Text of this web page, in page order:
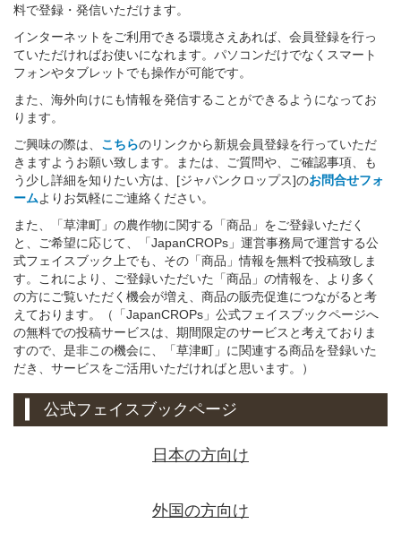
料で登録・発信いただけます。
インターネットをご利用できる環境さえあれば、会員登録を行っ
ていただければお使いになれます。パソコンだけでなくスマート
フォンやタブレットでも操作が可能です。
また、海外向けにも情報を発信することができるようになってお
ります。
ご興味の際は、 こちらのリンクから新規会員登録を行っていただ
きますようお願い致します。または、ご質問や、ご確認事項、も
う少し詳細を知りたい方は、[ジャパンクロップス]のお問合せフォ
ームよりお気軽にご連絡ください。
また、「草津町」の農作物に関する「商品」をご登録いただく
と、ご希望に応じて、「JapanCROPs」運営事務局で運営する公
式フェイスブック上でも、その「商品」情報を無料で投稿致しま
す。これにより、ご登録いただいた「商品」の情報を、より多く
の方にご覧いただく機会が増え、商品の販売促進につながると考
えております。（「JapanCROPs」公式フェイスブックページへ
の無料での投稿サービスは、期間限定のサービスと考えておりま
すので、是非この機会に、「草津町」に関連する商品を登録いた
だき、サービスをご活用いただければと思います。）
公式フェイスブックページ
日本の方向け
外国の方向け